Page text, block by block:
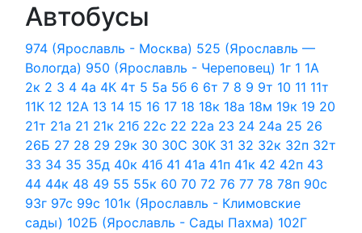
Автобусы
974 (Ярославль - Москва) 525 (Ярославль —
Вологда) 950 (Ярославль - Череповец) 1г 1 1А
2к 2 3 4 4а 4К 4т 5 5а 5б 6 6т 7 8 9 9т 10 11 11т
11К 12 12А 13 14 15 16 17 18 18к 18а 18м 19к 19 20
21т 21а 21 21к 21б 22с 22 22а 23 24 24а 25 26
26Б 27 28 29 29к 30 30С 30К 31 32 32к 32п 32т
33 34 35 35д 40к 41б 41 41а 41п 41к 42 42п 43
44 44к 48 49 55 55к 60 70 72 76 77 78 78п 90с
93г 97с 99с 101к (Ярославль - Климовские
сады) 102Б (Ярославль - Сады Пахма) 102Г